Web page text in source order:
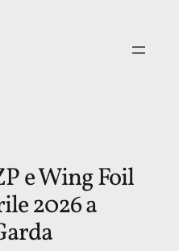
e Wing Foil
2026 a